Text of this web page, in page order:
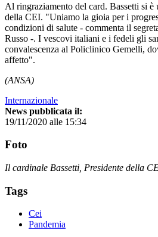
Al ringraziamento del card. Bassetti si è
della CEI. "Uniamo la gioia per i
condizioni di salute - commenta il
Russo -. I vescovi italiani e i fedeli gli
convalescenza al Policlinico Gemelli,
affetto".
(ANSA)
Internazionale
News pubblicata il:
19/11/2020 alle 15:34
Foto
Il cardinale Bassetti, Presidente della
Tags
Cei
Pandemia